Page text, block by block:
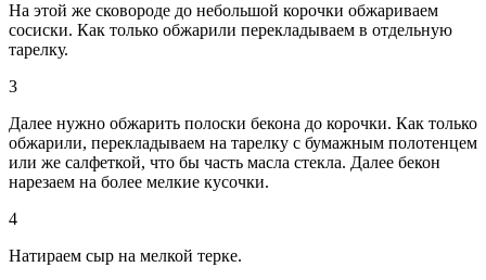
На этой же сковороде до небольшой корочки обжариваем
сосиски. Как только обжарили перекладываем в отдельную
тарелку.
3
Далее нужно обжарить полоски бекона до корочки. Как только
обжарили, перекладываем на тарелку с бумажным полотенцем
или же салфеткой, что бы часть масла стекла. Далее бекон
нарезаем на более мелкие кусочки.
4
Натираем сыр на мелкой терке.